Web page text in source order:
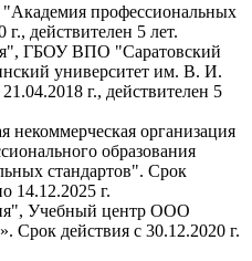
профессиональных
действителен 5 лет.
ГБОУ ВПО "Саратовский
университет им. В. И.
г., действителен 5
организация
образования
стандартов". Срок
14.12.2025 г.
Учебный центр ООО
Срок действия с 30.12.2020 г.